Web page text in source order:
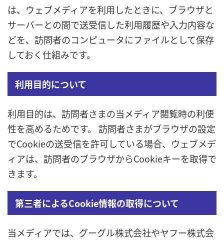
は、ウェブメディアを利用したときに、ブラウザと
サーバーとの間で送受信した利用履歴や入力内容な
どを、訪問者のコンピュータにファイルとして保存
しておく仕組みです。
利用目的について
利用目的は、訪問者さまの当メディア閲覧時の利便
性を高めるためです。 訪問者さまがブラウザの設定
でCookieの送受信を許可している場合、ウェブメデ
ィアは、訪問者のブラウザからCookieキーを取得で
きます。
第三者によるCookie情報の取得について
当メディアでは、グーグル株式会社やヤフー株式会